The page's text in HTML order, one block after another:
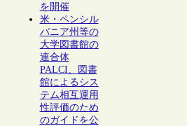
を開催
米・ペンシル
バニア州等の
大学図書館の
連合体
PALCI、図書
館によるシス
テム相互運用
性評価のため
のガイドを公